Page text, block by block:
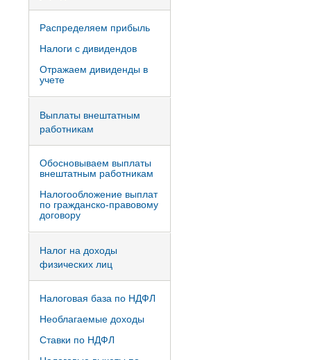
Распределяем прибыль
Налоги с дивидендов
Отражаем дивиденды в
учете
Выплаты внештатным
работникам
Обосновываем выплаты
внештатным работникам
Налогообложение выплат
по гражданско-правовому
договору
Налог на доходы
физических лиц
Налоговая база по НДФЛ
Необлагаемые доходы
Ставки по НДФЛ